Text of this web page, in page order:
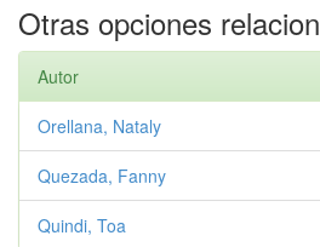
Otras opciones
Autor
Orellana, Nataly
Quezada, Fanny
Quindi, Toa